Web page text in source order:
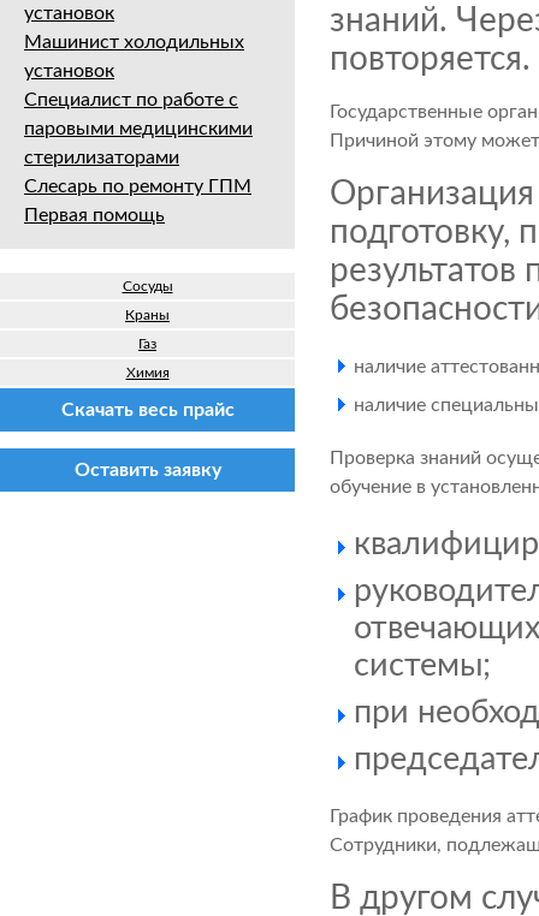
установок
Машинист холодильных
установок
Специалист по работе с
паровыми медицинскими
стерилизаторами
Слесарь по ремонту ГПМ
Первая помощь
Сосуды
Краны
Газ
Химия
Скачать весь прайс
Оставить заявку
знаний.
повторяется.
Государственные
Причиной этому
подготовку,
наличие
наличие
Проверка знаний
обучение в
системы;
при
График проведения
Сотрудники,
В другом